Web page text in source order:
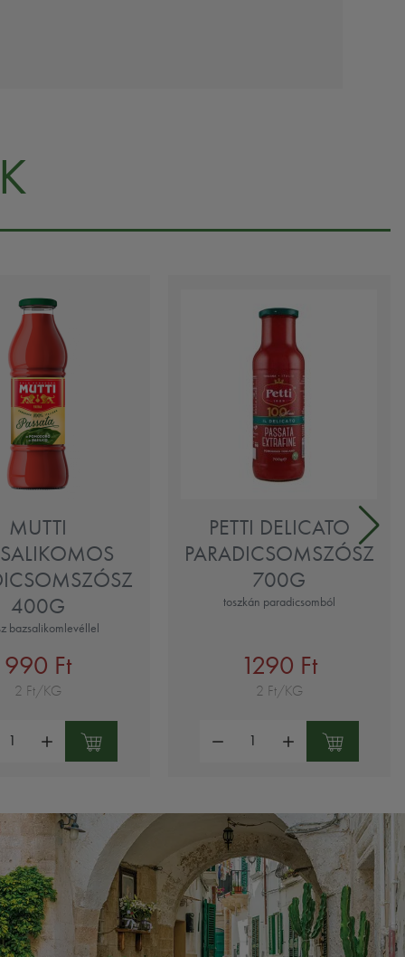
MUTTI
400G
bazsalikomlevéllel
990 Ft
2 Ft/KG
PETTI DELICATO
PARADICSOMSZÓSZ
700G
toszkán paradicsomból
1290 Ft
2 Ft/KG